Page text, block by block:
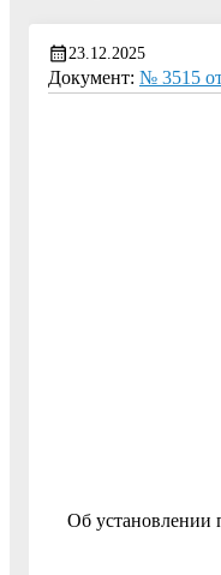
23.12.2025
Документ: № 3515
Об установлении